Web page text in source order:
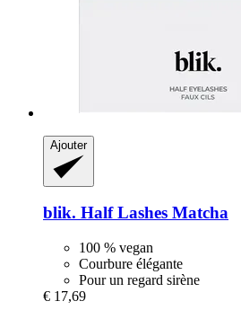
Ajouter
blik. Half Lashes Matcha
100 % vegan
Courbure élégante
Pour un regard sirène
€ 17,69